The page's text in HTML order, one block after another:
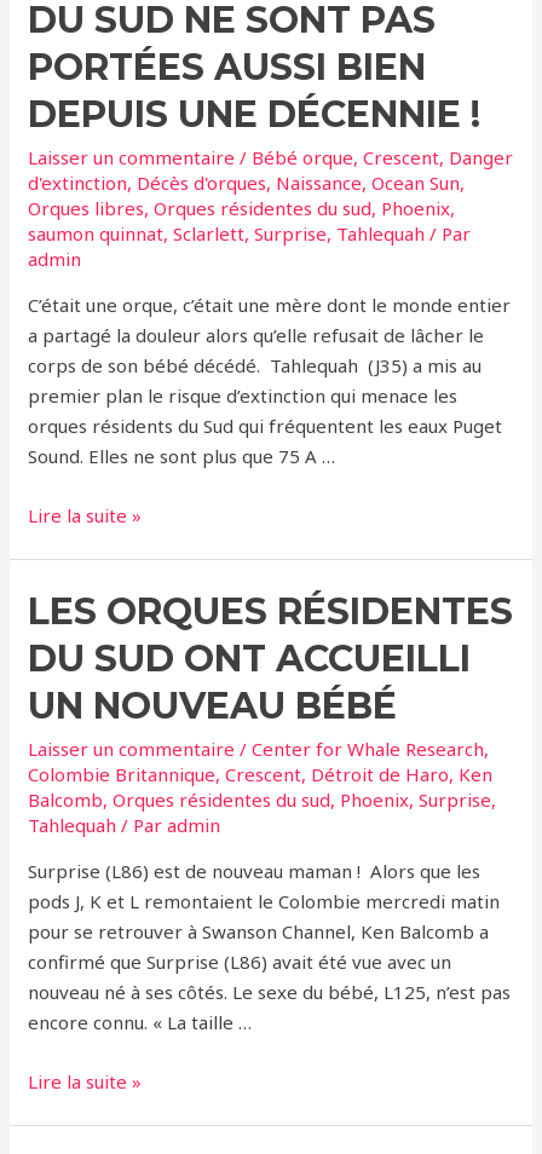
DU SUD NE SONT PAS
PORTÉES AUSSI BIEN
DEPUIS UNE DÉCENNIE !
Laisser un commentaire / Bébé orque,Crescent, Danger
d'extinction, Décès d'orques, Naissance,Ocean Sun,
Orques libres,Orques résidentes du sud, Phoenix,
saumon quinnat,Sclarlett,Surprise, Tahlequah / Par
admin
C’était une orque, c’était une mère dont le monde entier
a partagé la douleur alors qu’elle refusait de lâcher le
corps de son bébé décédé. Tahlequah (J35) a mis au
premier plan le risque d’extinction qui menace les
orques résidents du Sud qui fréquentent les eaux Puget
Sound. Elles ne sont plus que 75 A …
Les
du
ne
sont
pas
portées
aussi
bien
une
décennie
!
Lire la suite »
LES ORQUES RÉSIDENTES
DU SUD ONT ACCUEILLI
UN NOUVEAU BÉBÉ
Laisser un commentaire /Center for Whale Research,
Colombie Britannique,Crescent, Détroit de Haro, Ken
Balcomb,Orques résidentes du sud, Phoenix,Surprise,
Tahlequah / Paradmin
Surprise (L86) est de nouveau maman ! Alors que les
pods J, K et L remontaient le Colombie mercredi matin
pour se retrouver à Swanson Channel, Ken Balcomb a
confirmé que Surprise (L86) avait été vue avec un
nouveau né à ses côtés. Le sexe du bébé, L125, n’est pas
encore connu. « La taille …
Les
Lire la suite »